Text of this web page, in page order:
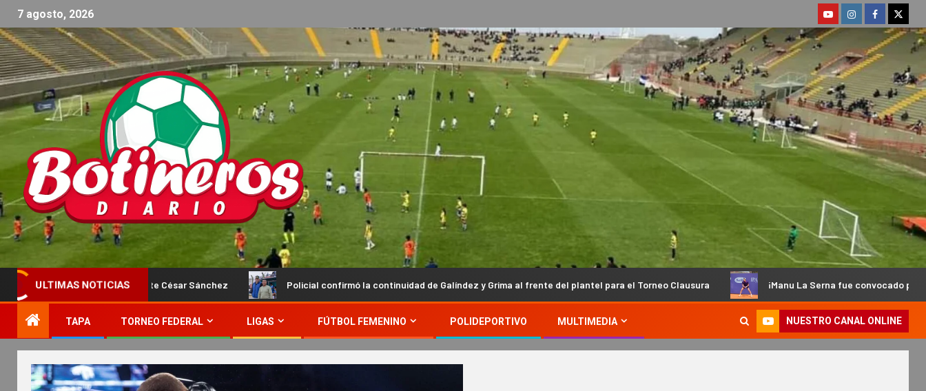
7 agosto, 2026
ULTIMAS NOTICIAS
su Presidente César Sánchez Policial confirmó la continuidad de Galíndez y Grima al frente del plantel para el Torneo Clausura ¡Manu La Serna fue convocado para los Juegos
TAPA TORNEO FEDERAL LIGAS FÚTBOL FEMENINO POLIDEPORTIVO MULTIMEDIA NUESTRO CANAL ONLINE